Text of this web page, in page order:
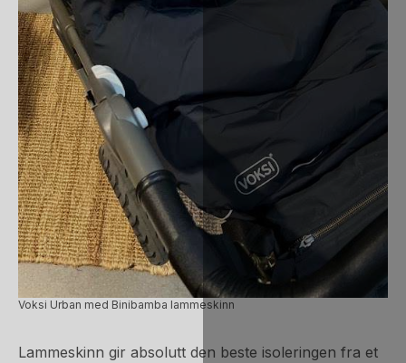
Voksi Urban med Binibamba lammeskinn
Lammeskinn gir absolutt den beste isoleringen fra et